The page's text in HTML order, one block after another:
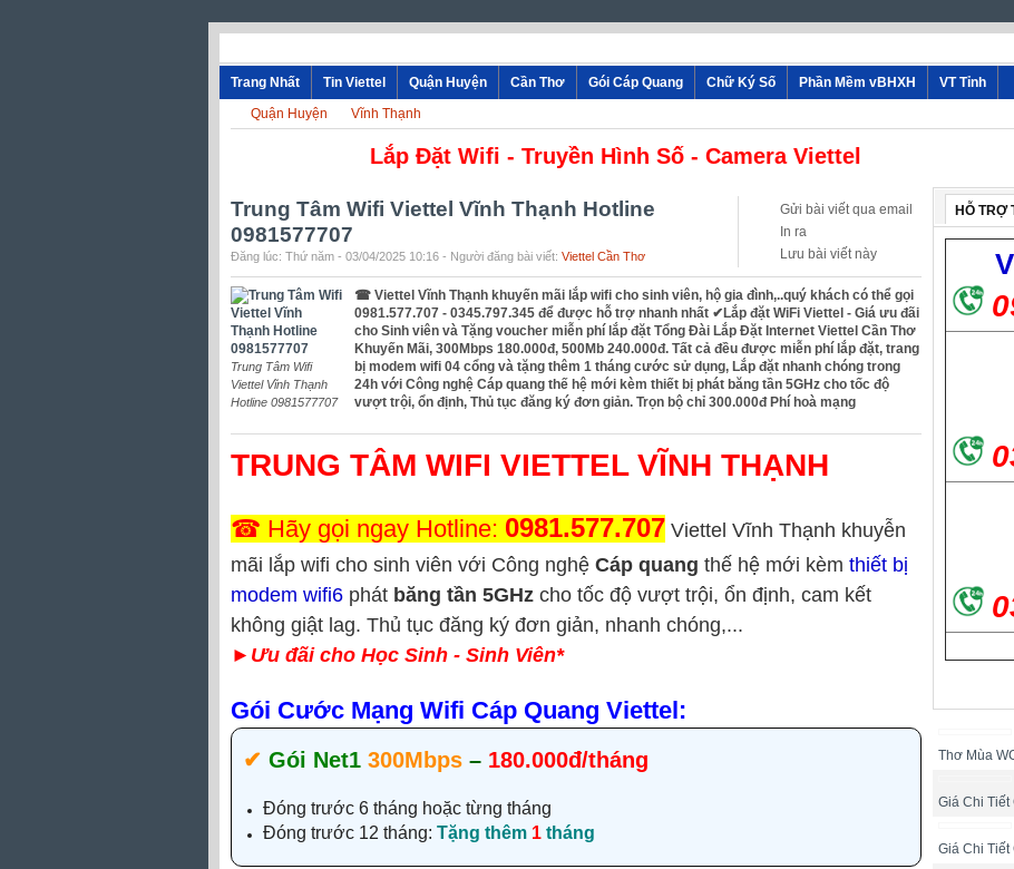
Trang Nhất Tin Viettel Quận Huyện Cần Thơ Gói Cáp Quang Chữ Ký Số Phần Mềm vBHXH
VT Tỉnh
Quận Huyện
Vĩnh Thạnh
Lắp Đặt Wifi - Truyền Hình Số - Camera Viettel
Gửi bài viết qua email
In ra
Lưu bài viết này
Trung Tâm Wifi Viettel Vĩnh Thạnh Hotline
0981577707
Đăng lúc: Thứ năm - 03/04/2025 10:16 - Người đăng bài viết: Viettel Cần Thơ
Trung Tâm Wifi
Viettel Vĩnh Thạnh
Hotline 0981577707
☎ Viettel Vĩnh Thạnh khuyến mãi lắp wifi cho sinh viên, hộ gia đình,..quý khách có thể gọi
0981.577.707 - 0345.797.345 để được hỗ trợ nhanh nhất ✔‎Lắp đặt WiFi Viettel - Giá ưu đãi
cho Sinh viên và Tặng voucher miễn phí lắp đặt Tổng Đài Lắp Đặt Internet Viettel Cần Thơ
Khuyến Mãi, 300Mbps 180.000đ, 500Mb 240.000đ. Tất cả đều được miễn phí lắp đặt, trang
bị modem wifi 04 cổng và tặng thêm 1 tháng cước sử dụng, Lắp đặt nhanh chóng trong
24h với Công nghệ Cáp quang thế hệ mới kèm thiết bị phát băng tần 5GHz cho tốc độ
vượt trội, ổn định, Thủ tục đăng ký đơn giản. Trọn bộ chỉ 300.000đ Phí hoà mạng
TRUNG TÂM WIFI VIETTEL VĨNH THẠNH
☎ Hãy gọi ngay Hotline: 0981.577.707 Viettel Vĩnh Thạnh khuyễn
mãi lắp wifi cho sinh viên với Công nghệ Cáp quang thế hệ mới kèm thiết bị
modem wifi6 phát băng tần 5GHz cho tốc độ vượt trội, ổn định, cam kết
không giật lag. Thủ tục đăng ký đơn giản, nhanh chóng,...
► Ưu đãi cho Học Sinh - Sinh Viên*
Gói Cước Mạng Wifi Cáp Quang Viettel:
✔‎ Gói Net1 300Mbps – 180.000đ/tháng
Đóng trước 6 tháng hoặc từng tháng
Đóng trước 12 tháng: Tặng thêm 1 tháng
HỖ TRỢ
Thơ Mùa
Giá Chi
Giá Chi